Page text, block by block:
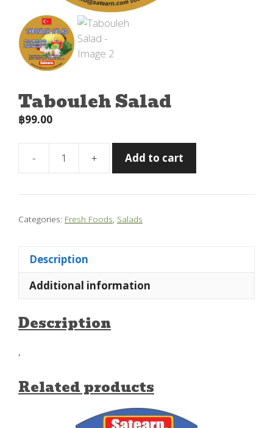
Tabouleh Salad
฿99.00
-
Tabouleh
quantity
+ Add to cart
Categories: Fresh Foods Salads
Description
Additional information
Description
,
Related products